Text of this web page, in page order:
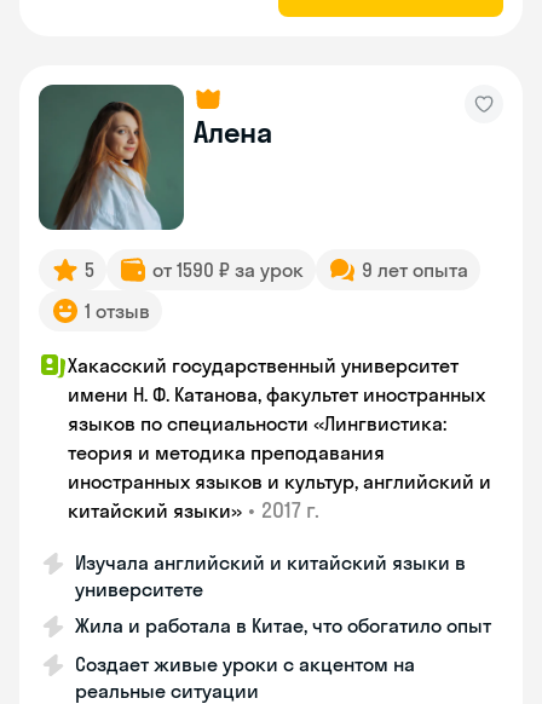
Алена
5 от 1590 ₽ за урок
9 лет опыта
1 отзыв
Хакасский государственный университет
имени Н. Ф. Катанова, факультет иностранных
языков по специальности «Лингвистика:
теория и методика преподавания
иностранных языков и культур, английский и
китайский языки» • 2017 г.
Изучала английский и китайский языки в
университете
Жила и работала в Китае, что обогатило опыт
Создает живые уроки с акцентом на
реальные ситуации